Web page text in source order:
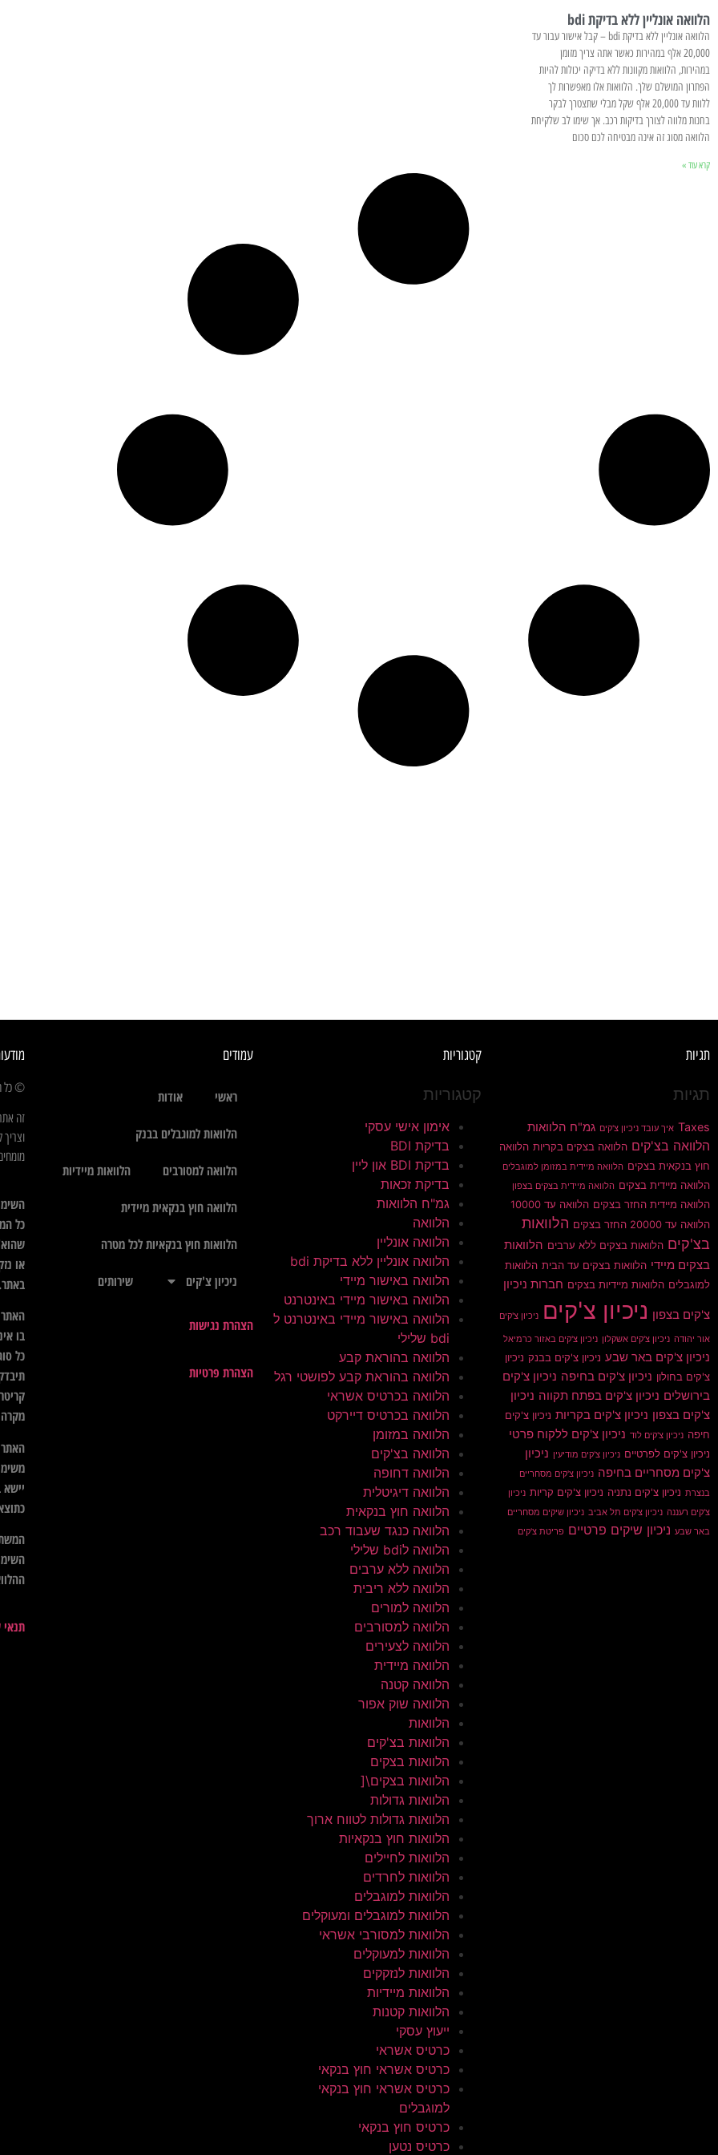
הלוואה אונליין ללא בדיקת bdi
הלוואה אונליין ללא בדיקת bdi – קבל אישור עבור עד
20,000 אלף במהירות כאשר אתה צריך מזומן
במהירות, הלוואות מקוונות ללא בדיקה יכולות להיות
הפתרון המושלם שלך. הלוואות אלו מאפשרות לך
ללוות עד 20,000 אלף שקל מבלי שתצטרך לבקר
בחנות מלווה לצורך בדיקות רכב. אך שימו לב שלקיחת
הלוואה מסוג זה אינה מבטיחה לכם סכום
קרא עוד »
תגיות
תגיות
Taxes איך עובד ניכיון צ'קים גמ"ח הלוואות
הלוואה בצ'קים הלוואה בצקים בקריות הלוואה
חוץ בנקאית בצקים הלוואה מיידית במזומן למוגבלים
הלוואה מיידית בצקים הלוואה מיידית בצקים בצפון
הלוואה מיידית החזר בצקים הלוואה עד 10000
הלוואה עד 20000 החזר בצקים
הלוואות
בצ'קים הלוואות בצקים ללא ערבים הלוואות
בצקים מיידי הלוואות בצקים עד הבית הלוואות
למוגבלים הלוואות מיידיות בצקים חברות ניכיון
צ'קים בצפון ניכיון צ'קים ניכיון צ'קים
אור יהודה ניכיון צ'קים אשקלון ניכיון צ'קים באזור כרמיאל
ניכיון צ'קים באר שבע ניכיון צ'קים בבנק ניכיון
צ'קים בחולון ניכיון צ'קים בחיפה ניכיון צ'קים
בירושלים ניכיון צ'קים בפתח תקווה ניכיון
צ'קים בצפון ניכיון צ'קים בקריות ניכיון צ'קים
חיפה ניכיון צ'קים לוד ניכיון צ'קים ללקוח פרטי
ניכיון צ'קים לפרטיים ניכיון צ'קים מודיעין ניכיון
צ'קים מסחריים בחיפה ניכיון צ'קים מסחריים
בנצרת ניכיון צ'קים נתניה ניכיון צ'קים קריות ניכיון
צ'קים רעננה ניכיון צ'קים תל אביב ניכיון שיקים מסחריים
באר שבע ניכיון שיקים פרטיים פריטת צ'קים
קטגוריות
קטגוריות
אימון אישי עסקי
בדיקת BDI
בדיקת BDI און ליין
בדיקת זכאות
גמ"ח הלוואות
הלוואה
הלוואה אונליין
הלוואה אונליין ללא בדיקת bdi
הלוואה באישור מיידי
הלוואה באישור מיידי באינטרנט
הלוואה באישור מיידי באינטרנט ל
bdi שלילי
הלוואה בהוראת קבע
הלוואה בהוראת קבע לפושטי רגל
הלוואה בכרטיס אשראי
הלוואה בכרטיס דיירקט
הלוואה במזומן
הלוואה בצ'קים
הלוואה דחופה
הלוואה דיגיטלית
הלוואה חוץ בנקאית
הלוואה כנגד שעבוד רכב
הלוואה לbdi שלילי
הלוואה ללא ערבים
הלוואה ללא ריבית
הלוואה למורים
הלוואה למסורבים
הלוואה לצעירים
הלוואה מיידית
הלוואה קטנה
הלוואה שוק אפור
הלוואות
הלוואות בצ'קים
הלוואות בצקים
הלוואות בצקים\[
הלוואות גדולות
הלוואות גדולות לטווח ארוך
הלוואות חוץ בנקאיות
הלוואות לחיילים
הלוואות לחרדים
הלוואות למוגבלים
הלוואות למוגבלים ומעוקלים
הלוואות למסורבי אשראי
הלוואות למעוקלים
הלוואות לנזקקים
הלוואות מיידיות
הלוואות קטנות
ייעוץ עסקי
כרטיס אשראי
כרטיס אשראי חוץ בנקאי
כרטיס אשראי חוץ בנקאי
למוגבלים
כרטיס חוץ בנקאי
כרטיס נטען
עמודים
ראשי אודות
הלוואות למוגבלים בבנק
הלוואה למסורבים הלוואות מיידיות
הלוואה חוץ בנקאית מיידית
הלוואות חוץ בנקאיות לכל מטרה
ניכיון צ'קים שירותים
הצהרת נגישות
הצהרת פרטיות
© כל
זה
כל
או
האתר
בו
כל
מקרה
האתר